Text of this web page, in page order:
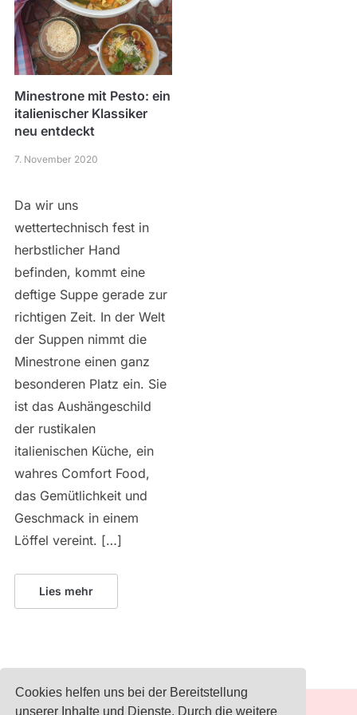
Cookies helfen uns bei der Bereitstellung
unserer Inhalte und Dienste. Durch die weitere
Minestrone mit Pesto: ein
italienischer Klassiker
neu entdeckt
7. November 2020
Da wir uns
wettertechnisch fest in
herbstlicher Hand
befinden, kommt eine
deftige Suppe gerade zur
richtigen Zeit. In der Welt
der Suppen nimmt die
Minestrone einen ganz
besonderen Platz ein. Sie
ist das Aushängeschild
der rustikalen
italienischen Küche, ein
wahres Comfort Food,
das Gemütlichkeit und
Geschmack in einem
Löffel vereint. […]
Lies mehr